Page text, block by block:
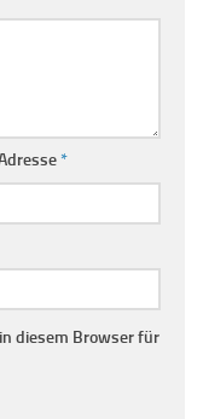
*
diesem Browser für